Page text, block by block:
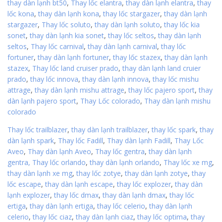
thay dàn lạnh bt50, Thay lốc elantra, thay dàn lạnh elantra, thay
lốc kona, thay dàn lạnh kona, thay lốc stargazer, thay dàn lạnh
stargazer, Thay lốc soluto, thay dàn lạnh soluto, thay lốc kia
sonet, thay dàn lạnh kia sonet, thay lốc seltos, thay dàn lạnh
seltos, Thay lốc carnival, thay dàn lạnh carnival, thay lốc
fortuner, thay dàn lạnh fortuner, thay lốc stazex, thay dàn lạnh
stazex, Thay lốc land cruiser prado, thay dàn lạnh land cruier
prado, thay lốc innova, thay dàn lạnh innova, thay lốc mishu
attrage, thay dàn lạnh mishu attrage, thay lốc pajero sport, thay
dàn lạnh pajero sport, Thay Lốc colorado, Thay dàn lạnh mishu
colorado
Thay lốc trailblazer, thay dàn lạnh trailblazer, thay lốc spark, thay
dàn lạnh spark, Thay lốc Fadill, Thay dàn lạnh Fadill, Thay Lốc
Aveo, Thay dàn lạnh Aveo, Thay lốc gentra, thay dàn lạnh
gentra, Thay lốc orlando, thay dàn lạnh orlando, Thay lốc xe mg,
thay dàn lạnh xe mg, thay lốc zotye, thay dàn lạnh zotye, thay
lốc escape, thay dàn lạnh escape, thay lốc explozer, thay dàn
lạnh explozer, thay lốc dmax, thay dàn lạnh dmax, thay lốc
ertiga, thay dàn lạnh ertiga, thay lốc celerio, thay dàn lạnh
celerio, thay lốc ciaz, thay dàn lạnh ciaz, thay lốc optima, thay